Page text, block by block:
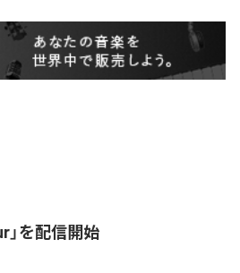
」を配信開始